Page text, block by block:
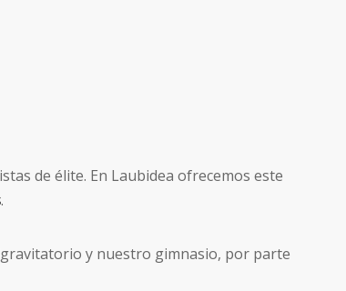
de élite. En Laubidea ofrecemos este
.
y nuestro gimnasio, por parte